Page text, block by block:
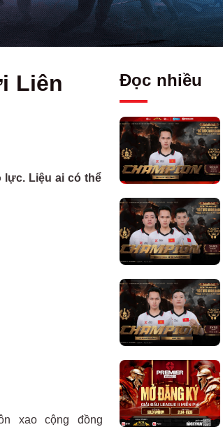
Liên
lực. Liệu ai có thể
xao cộng đồng
Đọc nhiều